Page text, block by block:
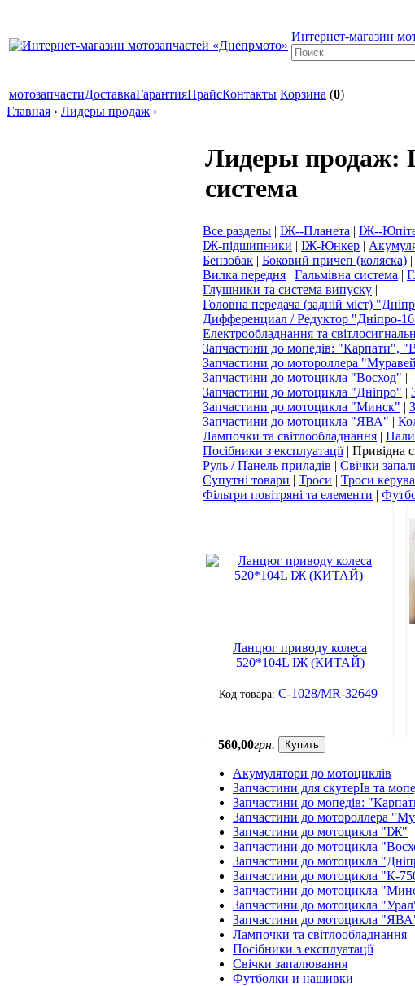
Интернет-магазин
мотозапчастиДоставкаГарантияПрайсКонтакты Корзина (0)
Главная › Лидеры продаж ›
Лидеры продаж:
система
Все разделы | ІЖ--Планета | ІЖ--
ІЖ-підшипники | ІЖ-Юнкер |
Бензобак | Боковий причеп (коляска) |
Вилка передня | Гальмівна система |
Глушники та система випуску |
Головна передача (задній міст)
Дифференциал / Редуктор "Дніпро-
Електрообладнання та
Запчастини до мопедів: "Карпати",
Запчастини до мотороллера
Запчастини до мотоцикла "Восход" |
Запчастини до мотоцикла "Дніпро" |
Запчастини до мотоцикла "Минск" |
Запчастини до мотоцикла "ЯВА" |
Лампочки та світлообладнання |
Посібники з експлуатації| Привідна
Руль / Панель приладів | Свічки
Супутні товари | Троси | Троси
Фільтри повітряні та елементи |
Ланцюг приводу колеса
520*104L ІЖ (КИТАЙ)
C-1028/MR-32649
560,00грн. Купить
Акумулятори до мотоциклів
Запчастини для скутерІв та
Запчастини до мопедів:
Запчастини до мотороллера
Запчастини до мотоцикла "ІЖ"
Запчастини до мотоцикла
Запчастини до мотоцикла
Запчастини до мотоцикла "К-
Запчастини до мотоцикла
Запчастини до мотоцикла
Запчастини до мотоцикла
Лампочки та світлообладнання
Посібники з експлуатації
Свічки запалювання
Футболки и нашивки